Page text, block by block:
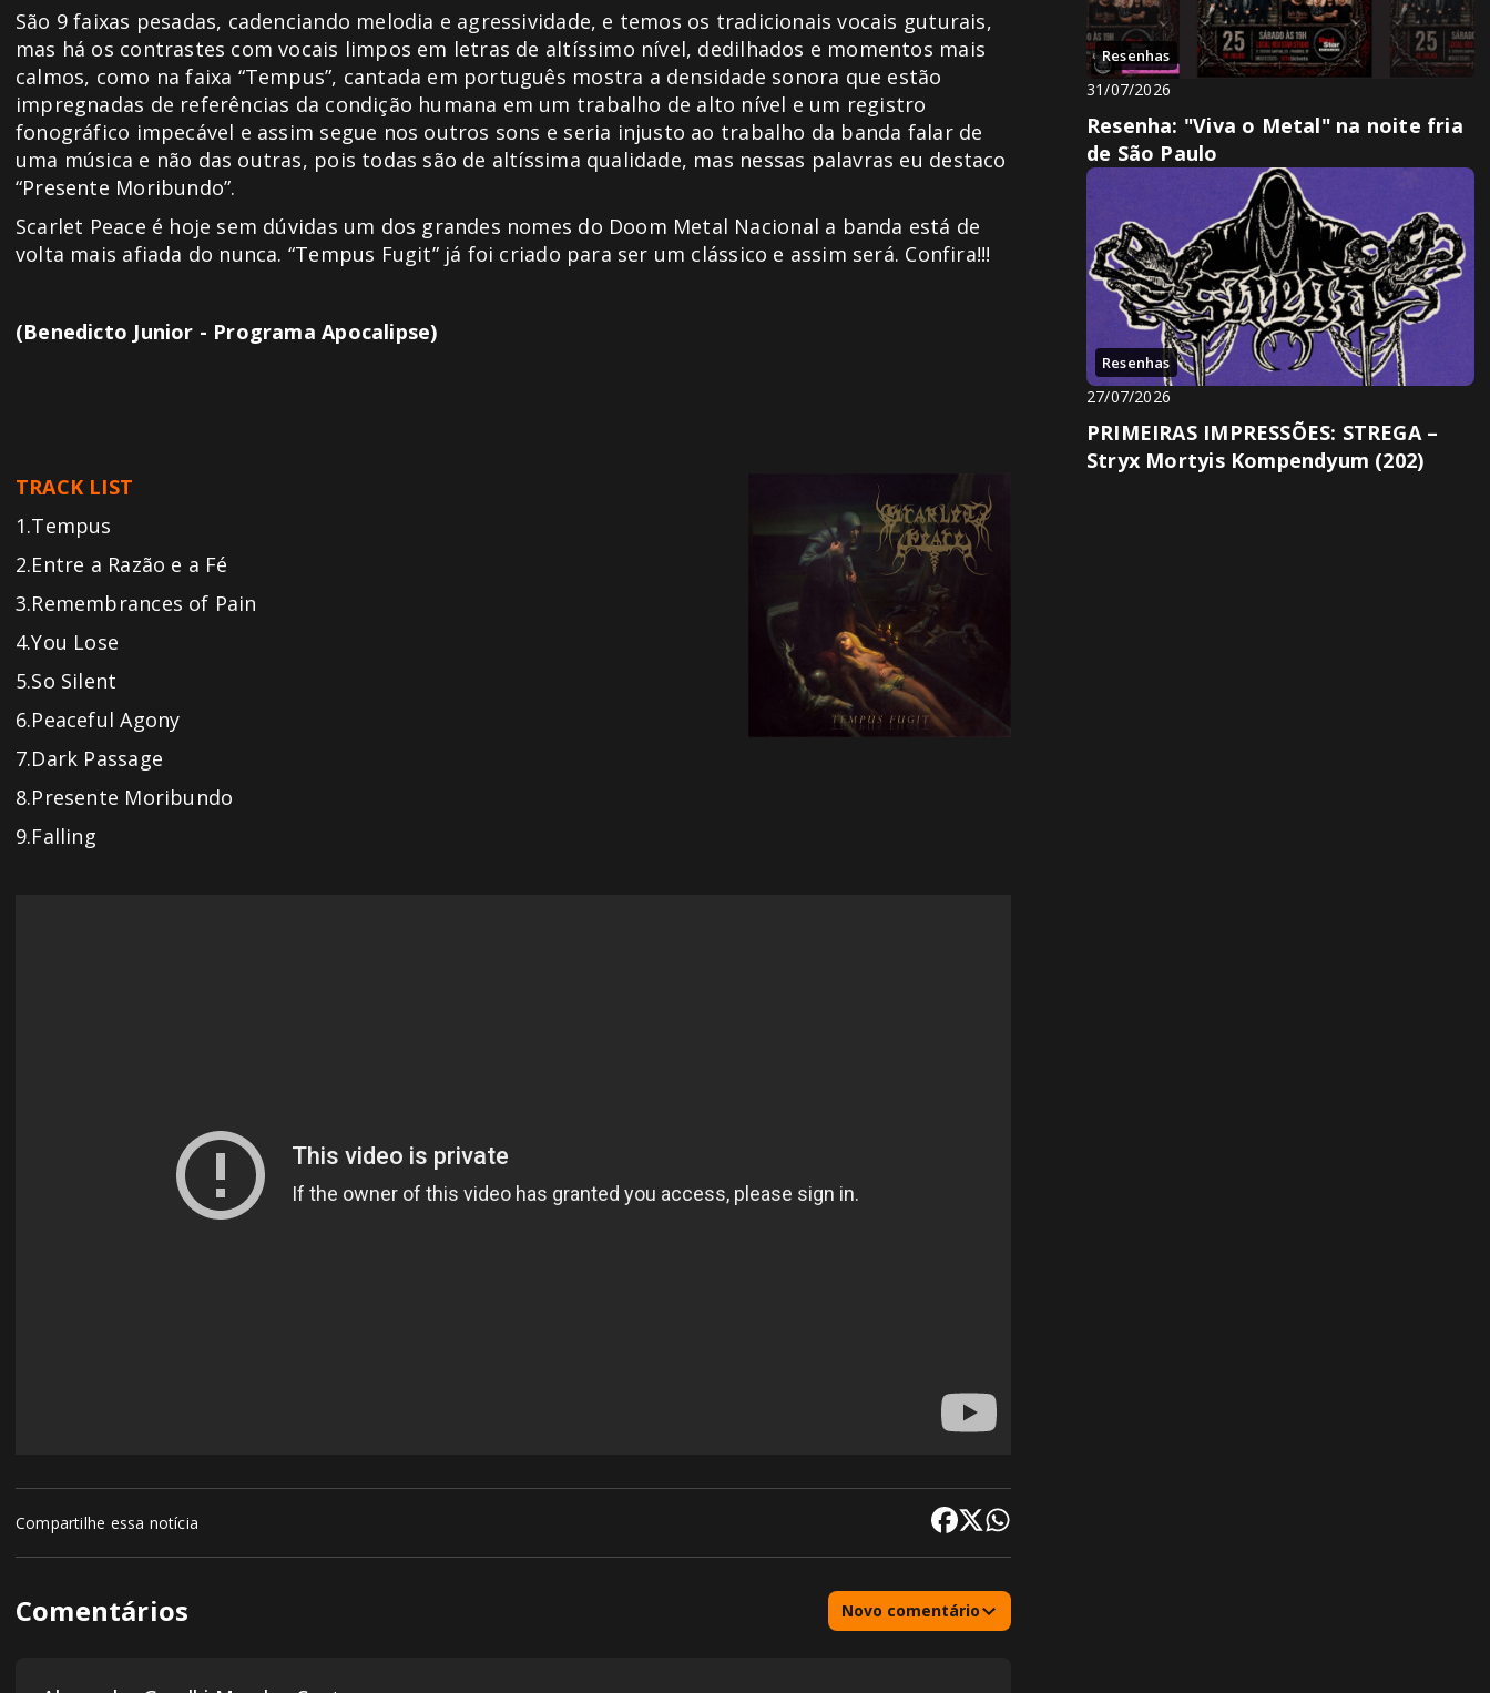
São 9 faixas pesadas, cadenciando melodia e agressividade, e temos os tradicionais vocais guturais,
mas há os contrastes com vocais limpos em letras de altíssimo nível, dedilhados e momentos mais
calmos, como na faixa “Tempus”, cantada em português mostra a densidade sonora que estão
impregnadas de referências da condição humana em um trabalho de alto nível e um registro
fonográfico impecável e assim segue nos outros sons e seria injusto ao trabalho da banda falar de
uma música e não das outras, pois todas são de altíssima qualidade, mas nessas palavras eu destaco
“Presente Moribundo”.
Scarlet Peace é hoje sem dúvidas um dos grandes nomes do Doom Metal Nacional a banda está de
volta mais afiada do nunca. “Tempus Fugit” já foi criado para ser um clássico e assim será. Confira!!!
(Benedicto Junior - Programa Apocalipse)
TRACK LIST
1.Tempus
2.Entre a Razão e a Fé
3.Remembrances of Pain
4.You Lose
5.So Silent
6.Peaceful Agony
7.Dark Passage
8.Presente Moribundo
9.Falling
Compartilhe essa notícia
Comentários Novo comentário
Resenhas
31/07/2026
Resenha: "Viva o Metal" na noite fria
de São Paulo
Resenhas
27/07/2026
PRIMEIRAS IMPRESSÕES: STREGA –
Stryx Mortyis Kompendyum (202)